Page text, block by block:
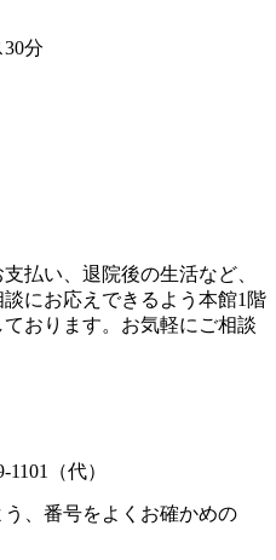
分
払い、退院後の生活など、
にお応えできるよう本館1階
おります。お気軽にご相談
1101 （代）
、番号をよくお確かめの